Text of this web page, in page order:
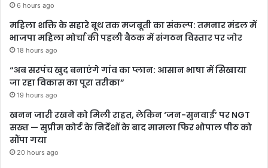
6 hours ago
महिला शक्ति के सहारे बूथ तक मजबूती का संकल्प: तमनार मंडल में
भाजपा महिला मोर्चा की पहली बैठक में संगठन विस्तार पर जोर
18 hours ago
“अब सरपंच खुद बनाएंगे गांव का प्लान: आसान भाषा में सिखाया
जा रहा विकास का पूरा तरीका”
19 hours ago
खनन जारी रखने को मिली राहत, लेकिन ‘जन-सुनवाई’ पर NGT
सख्त — सुप्रीम कोर्ट के निर्देशों के बाद मामला फिर भोपाल पीठ को
सौंपा गया
20 hours ago